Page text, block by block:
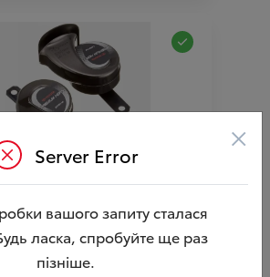
Premium Horn TOYOTA
9 106.33
10 156.33
Server Error ×
вашого запиту сталася
ласка, спробуйте ще раз
пізніше.